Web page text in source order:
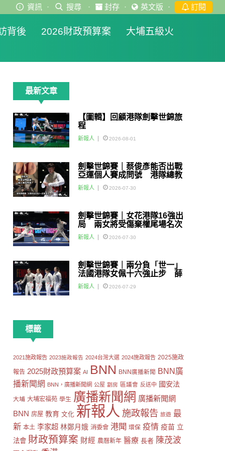
資訊 · 搜尋 · 封存 · 英文版 · 訂閱
背後 2026財政預算案
大埔五級火
最新文章
【圖輯】回顧港隊劍擊世錦旅
程
新報人 2026-08-01
劍擊世錦賽｜蔡俊彥能否出戰
亞運個人賽成問號 港隊總教
練：如醫生話可以一定會用佢
新報人 2026-07-30
劍擊世錦賽｜女花港隊16強出
局 兩女將受傷棄權尾場名次
賽
新報人 2026-07-30
劍擊世錦賽｜兩分負「世一」
法國港隊女佩十六強止步 薛
雅齊：我好有信心我哋可以做
到世界級嘅Team
新報人 2026-07-29
標籤
2021施政報告 2023施政報告 2024台灣大選 2024施政報告 2025施政
報告 2025財政預算案 AI BNN BNN廣播新聞
BNN廣
播新聞網 BNN，廣播新聞網 公屋 劏房 區議會 反送中 國安法
大埔 大埔宏福苑 學生 廣播新聞網 廣播新聞網
BNN 房屋 教育 文化 新報人 施政報告 旅遊 最
新 本土 李家超 林鄭月娥 消委會 港聞 環保 疫情 疫苗 立
法會 財政預算案 財經 農曆新年 醫療 長者 陳茂波